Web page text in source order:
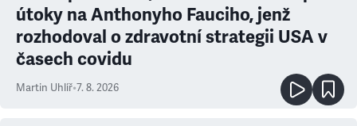
útoky na Anthonyho Fauciho, jenž
rozhodoval o zdravotní strategii USA v
časech covidu
Martin Uhlíř•7. 8. 2026